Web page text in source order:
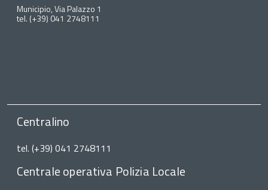
Municipio, Via Palazzo 1
tel. (+39) 041 2748111
Centralino
tel. (+39) 041 2748111
Centrale operativa Polizia Locale